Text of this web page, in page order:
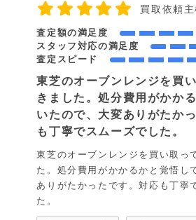
買取依頼主
査定額の満足度
スタッフ対応の満足度
査定スピード
東芝のオーブンレンジを買
きました。処分費用がかか
いたので、大変ありがたか
も丁寧でスムーズでした。
東芝のオーブンレンジを買い取っ
た。処分費用がかかるかと覚悟し
ありがたかったです。対応も丁寧
た。